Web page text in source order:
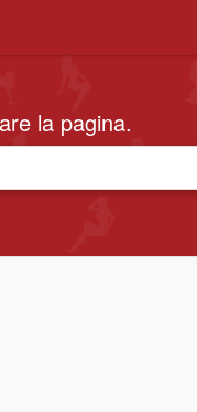
la pagina.